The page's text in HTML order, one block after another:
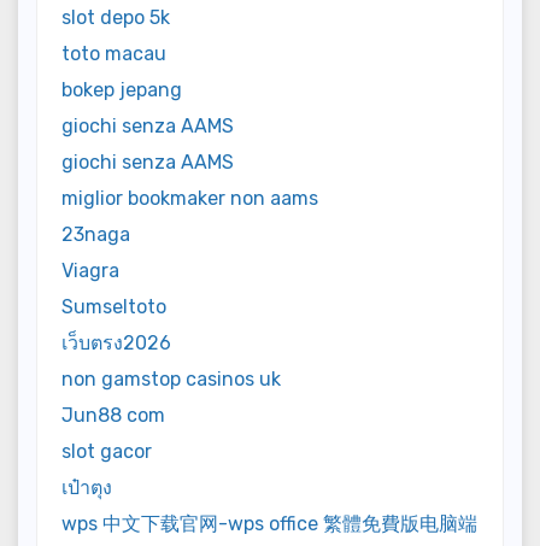
slot depo 5k
toto macau
bokep jepang
giochi senza AAMS
giochi senza AAMS
miglior bookmaker non aams
23naga
Viagra
Sumseltoto
เว็บตรง2026
non gamstop casinos uk
Jun88 com
slot gacor
เป๋าตุง
wps 中文下载官网-wps office 繁體免費版电脑端